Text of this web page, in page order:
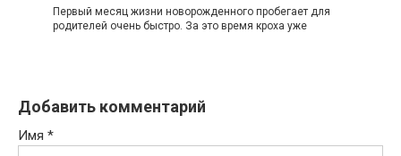
Первый месяц жизни новорожденного пробегает для
родителей очень быстро. За это время кроха уже
Добавить комментарий
Имя *